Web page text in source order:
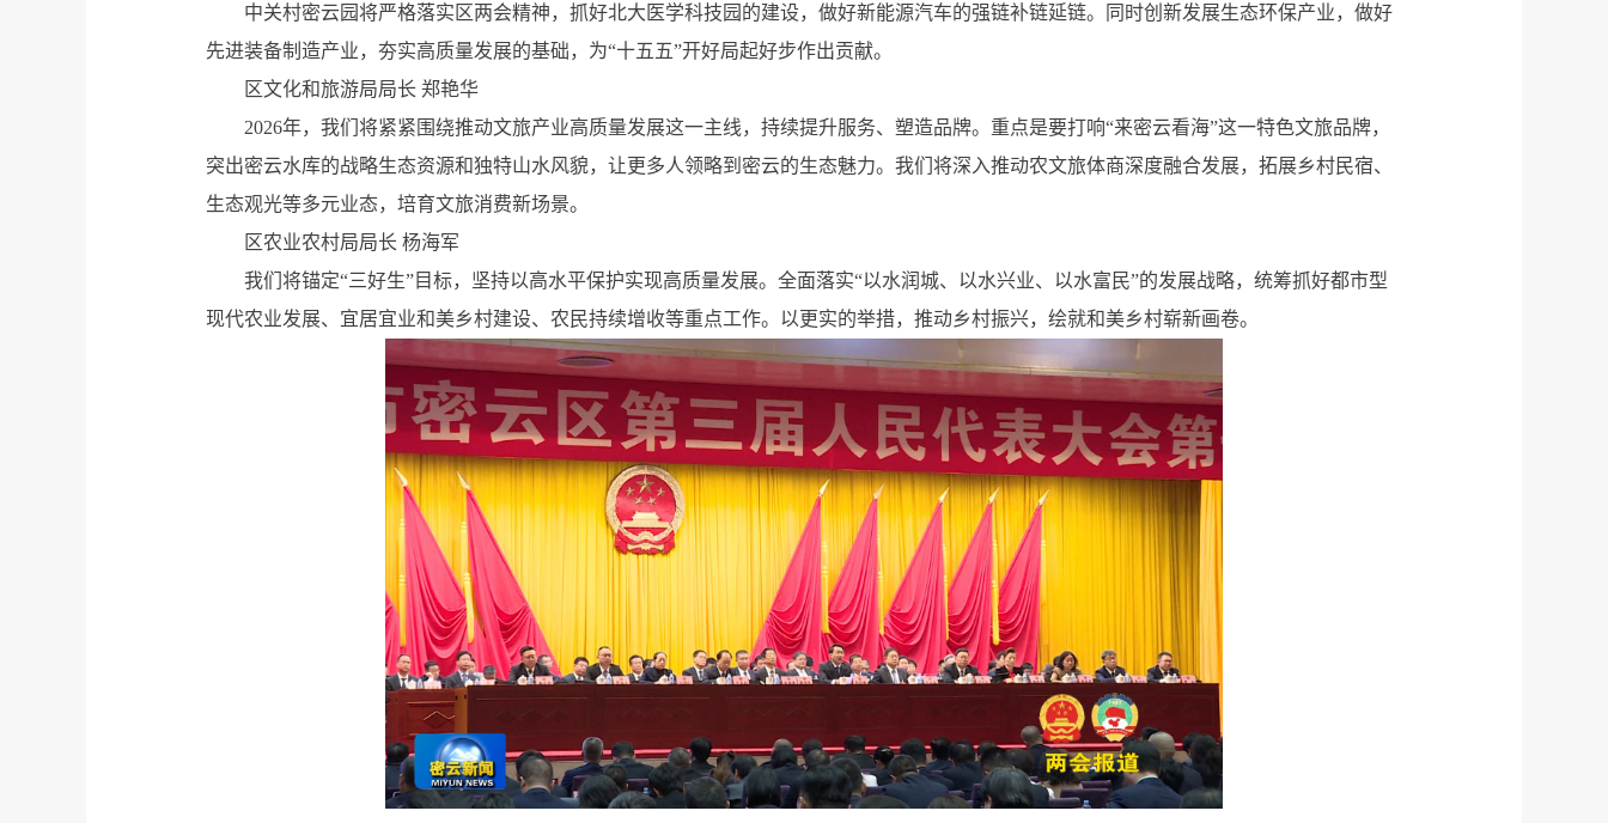
中关村密云园将严格落实区两会精神，抓好北大医学科技园的建设，做好新能源汽车的强链补链延链。同时创新发展生态环保产业，做好
先进装备制造产业，夯实高质量发展的基础，为“十五五”开好局起好步作出贡献。
区文化和旅游局局长 郑艳华
2026年，我们将紧紧围绕推动文旅产业高质量发展这一主线，持续提升服务、塑造品牌。重点是要打响“来密云看海”这一特色文旅品牌，
突出密云水库的战略生态资源和独特山水风貌，让更多人领略到密云的生态魅力。我们将深入推动农文旅体商深度融合发展，拓展乡村民宿、
生态观光等多元业态，培育文旅消费新场景。
区农业农村局局长 杨海军
我们将锚定“三好生”目标，坚持以高水平保护实现高质量发展。全面落实“以水润城、以水兴业、以水富民”的发展战略，统筹抓好都市型
现代农业发展、宜居宜业和美乡村建设、农民持续增收等重点工作。以更实的举措，推动乡村振兴，绘就和美乡村崭新画卷。